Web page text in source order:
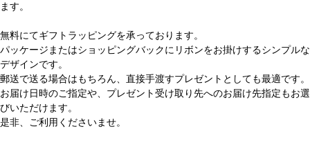
ます。
無料にてギフトラッピングを承っております。
パッケージまたはショッピングバックにリボンをお掛けするシンプルな
デザインです。
郵送で送る場合はもちろん、直接手渡すプレゼントとしても最適です。
お届け日時のご指定や、プレゼント受け取り先へのお届け先指定もお選
びいただけます。
是非、ご利用くださいませ。